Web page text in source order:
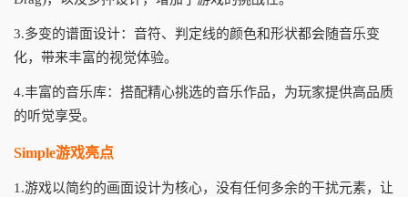
3.多变的谱面设计：音符、判定线的颜色和形状都会随音乐变
化，带来丰富的视觉体验。
4.丰富的音乐库：搭配精心挑选的音乐作品，为玩家提供高品质
的听觉享受。
Simple游戏亮点
1.游戏以简约的画面设计为核心，没有任何多余的干扰元素，让